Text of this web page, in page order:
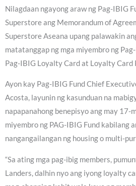
Nilagdaan ngayong araw ng Pag-IBIG
Superstore ang Memorandum of
Superstore Aseana upang palawakin
matatanggap ng mga miyembro ng
Pag-IBIG Loyalty Card at Loyalty Card
Ayon kay Pag-IBIG Fund Chief
Acosta, layunin ng kasunduan na
napapanahong benepisyo ang may 17-
miyembro ng PAG-IBIG Fund kabilang
nangangailangan ng housing o multi-
“Sa ating mga pag-ibig members,
Landers, dalhin nyo ang iyong loyalty